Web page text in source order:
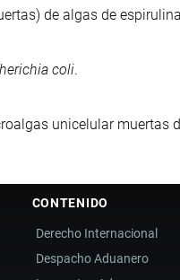
de algas de
coli.
unicelular muertas
CONTENIDO
Derecho Internacional
Despacho Aduanero